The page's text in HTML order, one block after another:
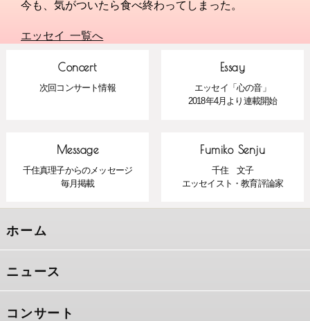
今も、気がついたら食べ終わってしまった。
エッセイ 一覧へ
Concert
次回コンサート情報
Essay
エッセイ「心の音」
2018年4月より連載開始
Message
千住真理子からのメッセージ
毎月掲載
Fumiko Senju
千住 文子
エッセイスト・教育評論家
ホーム
ニュース
コンサート